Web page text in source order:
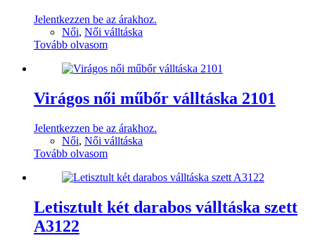
Jelentkezzen be az árakhoz.
Női, Női válltáska
Tovább olvasom
Virágos női műbőr válltáska 2101
Jelentkezzen be az árakhoz.
Női, Női válltáska
Tovább olvasom
Letisztult két darabos válltáska szett
A3122